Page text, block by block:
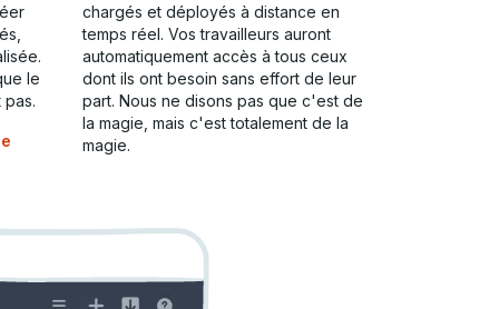
le
chargés et déployés à distance en
temps réel. Vos travailleurs auront
automatiquement accès à tous ceux
dont ils ont besoin sans effort de leur
part. Nous ne disons pas que c'est de
la magie, mais c'est totalement de la
magie.